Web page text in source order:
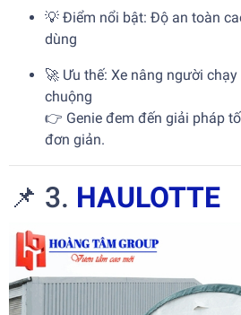
💡 Điểm nổi bật: Độ an toàn
dùng
🚀 Ưu thế: Xe nâng người
chuộng
👉 Genie đem đến giải pháp
đơn giản.
📌 3. HAULOTTE